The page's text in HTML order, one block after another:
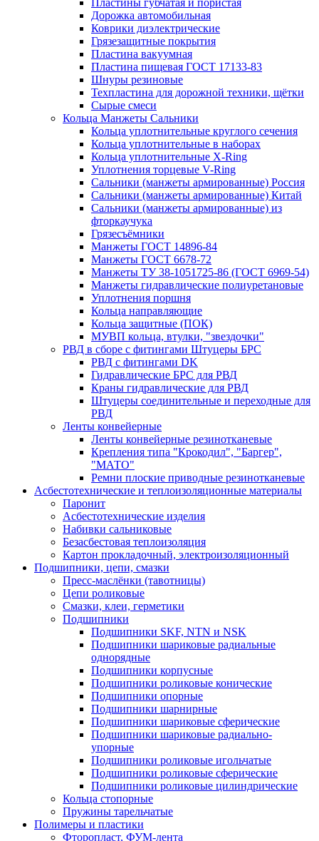
Пластины губчатая и пористая
Дорожка автомобильная
Коврики диэлектрические
Грязезащитные покрытия
Пластина вакуумная
Пластина пищевая ГОСТ 17133-83
Шнуры резиновые
Техпластина для дорожной техники, щётки
Сырые смеси
Кольца Манжеты Сальники
Кольца уплотнительные круглого сечения
Кольца уплотнительные в наборах
Кольца уплотнительные Х-Ring
Уплотнения торцевые V-Ring
Сальники (манжеты армированные) Россия
Сальники (манжеты армированные) Китай
Сальники (манжеты армированные) из
фторкаучука
Грязесъёмники
Манжеты ГОСТ 14896-84
Манжеты ГОСТ 6678-72
Манжеты ТУ 38-1051725-86 (ГОСТ 6969-54)
Манжеты гидравлические полиуретановые
Уплотнения поршня
Кольца направляющие
Кольца защитные (ПОК)
МУВП кольца, втулки, "звездочки"
РВД в сборе с фитингами Штуцеры БРС
РВД с фитингами DK
Гидравлические БРС для РВД
Краны гидравлические для РВД
Штуцеры соединительные и переходные для
РВД
Ленты конвейерные
Ленты конвейерные резинотканевые
Крепления типа "Крокодил", "Баргер",
"МАТО"
Ремни плоские приводные резинотканевые
Асбестотехнические и теплоизоляционные материалы
Паронит
Асбестотехнические изделия
Набивки сальниковые
Безасбестовая теплоизоляция
Картон прокладочный, электроизоляционный
Подшипники, цепи, смазки
Пресс-маслёнки (тавотницы)
Цепи роликовые
Смазки, клеи, герметики
Подшипники
Подшипники SKF, NTN и NSK
Подшипники шариковые радиальные
однорядные
Подшипники корпусные
Подшипники роликовые конические
Подшипники опорные
Подшипники шарнирные
Подшипники шариковые сферические
Подшипники шариковые радиально-
упорные
Подшипники роликовые игольчатые
Подшипники роликовые сферические
Подшипники роликовые цилиндрические
Кольца стопорные
Пружины тарельчатые
Полимеры и пластики
Фторопласт, ФУМ-лента